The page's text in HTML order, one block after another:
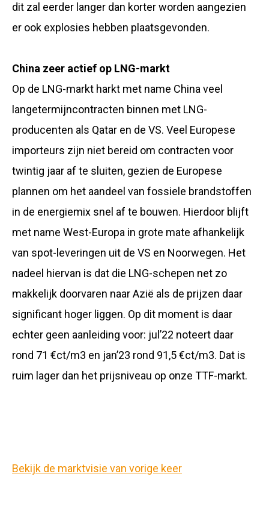
dit zal eerder langer dan korter worden aangezien
er ook explosies hebben plaatsgevonden.
China zeer actief op LNG-markt
Op de LNG-markt harkt met name China veel
langetermijncontracten binnen met LNG-
producenten als Qatar en de VS. Veel Europese
importeurs zijn niet bereid om contracten voor
twintig jaar af te sluiten, gezien de Europese
plannen om het aandeel van fossiele brandstoffen
in de energiemix snel af te bouwen. Hierdoor blijft
met name West-Europa in grote mate afhankelijk
van spot-leveringen uit de VS en Noorwegen. Het
nadeel hiervan is dat die LNG-schepen net zo
makkelijk doorvaren naar Azië als de prijzen daar
significant hoger liggen. Op dit moment is daar
echter geen aanleiding voor: jul’22 noteert daar
rond 71 €ct/m3 en jan’23 rond 91,5 €ct/m3. Dat is
ruim lager dan het prijsniveau op onze TTF-markt.
Bekijk de marktvisie van vorige keer